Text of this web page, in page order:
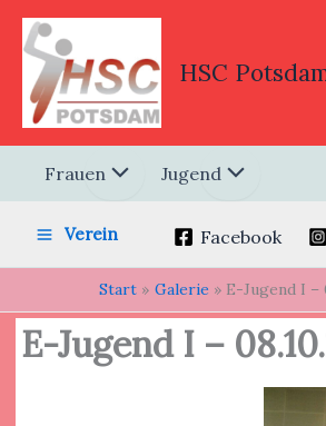
Zum
Inhalt
springen
HSC
Frauen Jugend
Verein Facebook
Start Galerie E-Jugend I –
E-Jugend I –